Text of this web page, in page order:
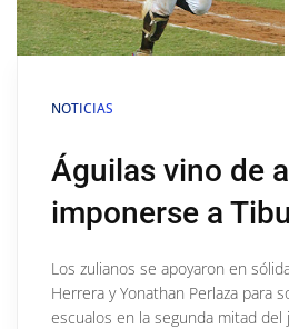
NOTICIAS
Águilas vino de
imponerse a
Los zulianos se apoyaron en
Herrera y Yonathan Perlaza para
escualos en la segunda mitad del